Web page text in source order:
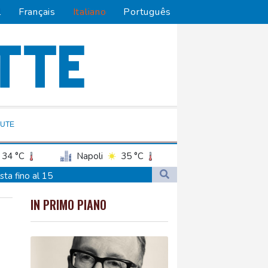
Français Italiano Português
34 °C Napoli 35 °C
fino al 15
IN PRIMO PIANO